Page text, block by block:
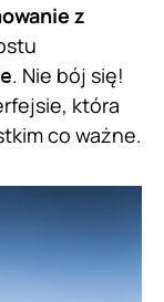
z
. Nie bój się!
która
co ważne.